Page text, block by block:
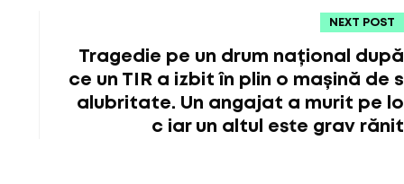
NEXT POST
Tragedie pe un drum național după
ce un TIR a izbit în plin o mașină de s
alubritate. Un angajat a murit pe lo
c iar un altul este grav rănit